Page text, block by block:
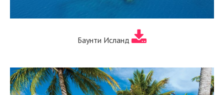
Баунти Исланд